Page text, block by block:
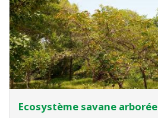
Ecosystème savane arborée